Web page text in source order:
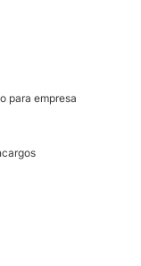
para empresa